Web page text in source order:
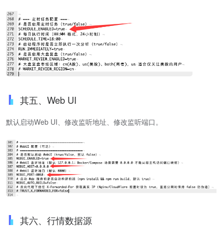
其五、Web UI
默认启动Web UI、修改监听地址、修改监听端口。
其六、行情数据源